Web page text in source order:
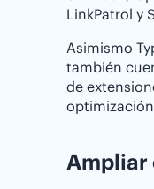
LinkPatrol y
Asimismo
también
de